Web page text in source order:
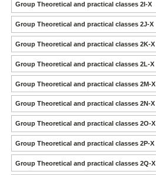
Group Theoretical and practical classes 2I-X
Group Theoretical and practical classes 2J-X
Group Theoretical and practical classes 2K-X
Group Theoretical and practical classes 2L-X
Group Theoretical and practical classes 2M-X
Group Theoretical and practical classes 2N-X
Group Theoretical and practical classes 2O-X
Group Theoretical and practical classes 2P-X
Group Theoretical and practical classes 2Q-X